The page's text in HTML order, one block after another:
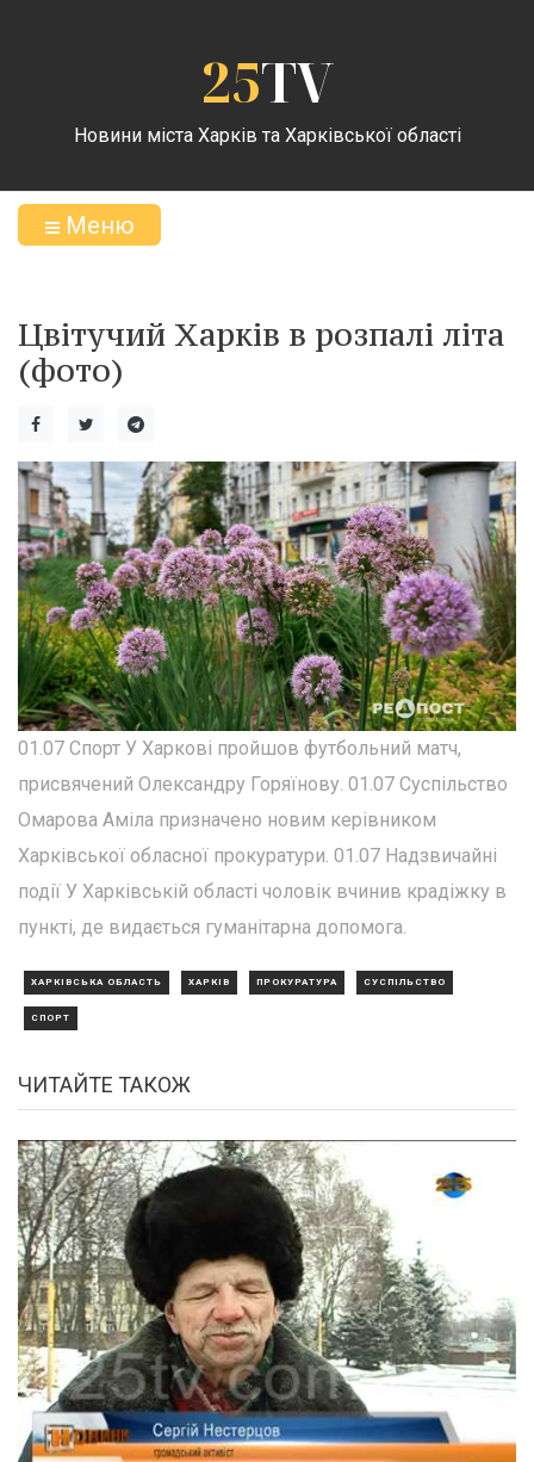
25TV
Новини міста Харків та Харківської області
Меню
Цвітучий Харків в розпалі літа
(фото)
01.07 Спорт У Харкові пройшов футбольний матч,
присвячений Олександру Горяїнову. 01.07 Суспільство
Омарова Аміла призначено новим керівником
Харківської обласної прокуратури. 01.07 Надзвичайні
події У Харківській області чоловік вчинив крадіжку в
пункті, де видається гуманітарна допомога.
ХАРКІВСЬКА ОБЛАСТЬ ХАРКІВ ПРОКУРАТУРА СУСПІЛЬСТВО
СПОРТ
ЧИТАЙТЕ ТАКОЖ